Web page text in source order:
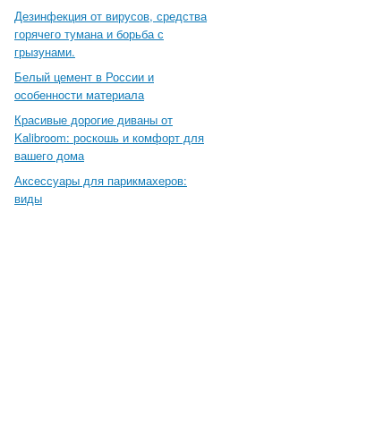
Дезинфекция от вирусов, средства
горячего тумана и борьба с
грызунами.
Белый цемент в России и
особенности материала
Красивые дорогие диваны от
Kalibroom: роскошь и комфорт для
вашего дома
Аксессуары для парикмахеров:
виды